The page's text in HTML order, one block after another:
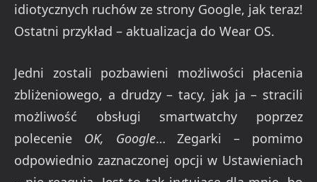
idiotycznych ruchów ze strony Google, jak teraz!
Ostatni przykład – aktualizacja do Wear OS.
Jedni zostali pozbawieni możliwości płacenia
zbliżeniowego, a drudzy – tacy, jak ja – stracili
możliwość obsługi smartwatchy poprzez
polecenie OK, Google… Zegarki – pomimo
odpowiednio zaznaczonej opcji w Ustawieniach